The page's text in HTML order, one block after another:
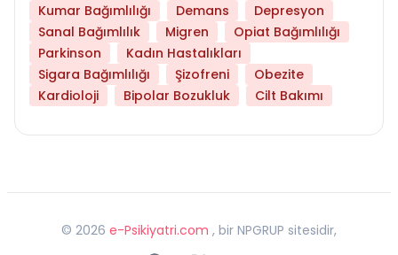
Kumar Bağımlılığı
Demans
Depresyon
Sanal Bağımlılık
Migren
Opiat Bağımlılığı
Parkinson
Kadın Hastalıkları
Sigara Bağımlılığı
Şizofreni
Obezite
Kardioloji
Bipolar Bozukluk Cilt Bakımı
© 2026 e-Psikiyatri.com , bir NPGRUP sitesidir,